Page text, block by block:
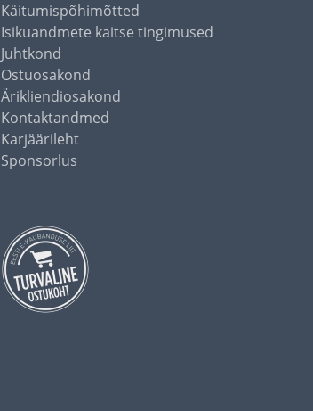
Käitumispõhimõtted
Isikuandmete kaitse tingimused
Juhtkond
Ostuosakond
Ärikliendiosakond
Kontaktandmed
Karjäärileht
Sponsorlus